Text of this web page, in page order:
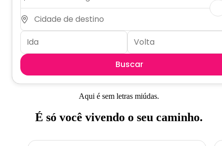
Buscar
Aqui é sem letras miúdas.
É só você vivendo o seu caminho.